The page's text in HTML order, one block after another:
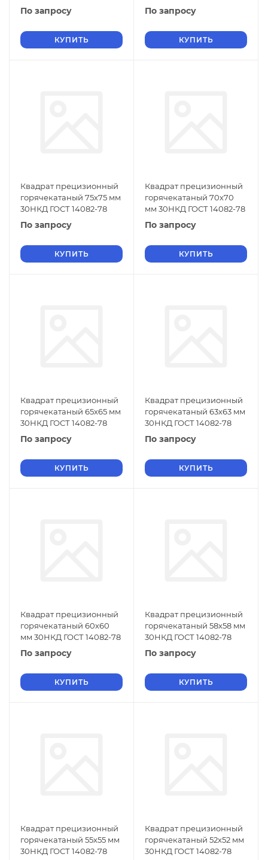
По запросу
КУПИТЬ
По запросу
КУПИТЬ
Квадрат прецизионный
горячекатаный 75х75 мм
30НКД ГОСТ 14082-78
По запросу
КУПИТЬ
Квадрат прецизионный
горячекатаный 70х70
мм 30НКД ГОСТ 14082-78
По запросу
КУПИТЬ
Квадрат прецизионный
горячекатаный 65х65 мм
30НКД ГОСТ 14082-78
По запросу
КУПИТЬ
Квадрат прецизионный
горячекатаный 63х63 мм
30НКД ГОСТ 14082-78
По запросу
КУПИТЬ
Квадрат прецизионный
горячекатаный 60х60
мм 30НКД ГОСТ 14082-78
По запросу
КУПИТЬ
Квадрат прецизионный
горячекатаный 58х58 мм
30НКД ГОСТ 14082-78
По запросу
КУПИТЬ
Квадрат прецизионный
горячекатаный 55х55 мм
30НКД ГОСТ 14082-78
Квадрат прецизионный
горячекатаный 52х52 мм
30НКД ГОСТ 14082-78